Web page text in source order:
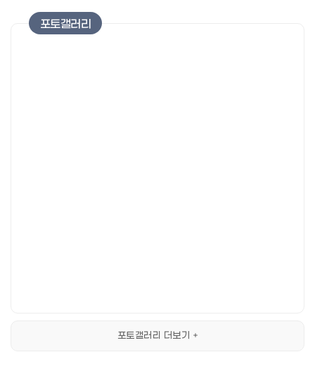
포토갤러리
포토갤러리 더보기